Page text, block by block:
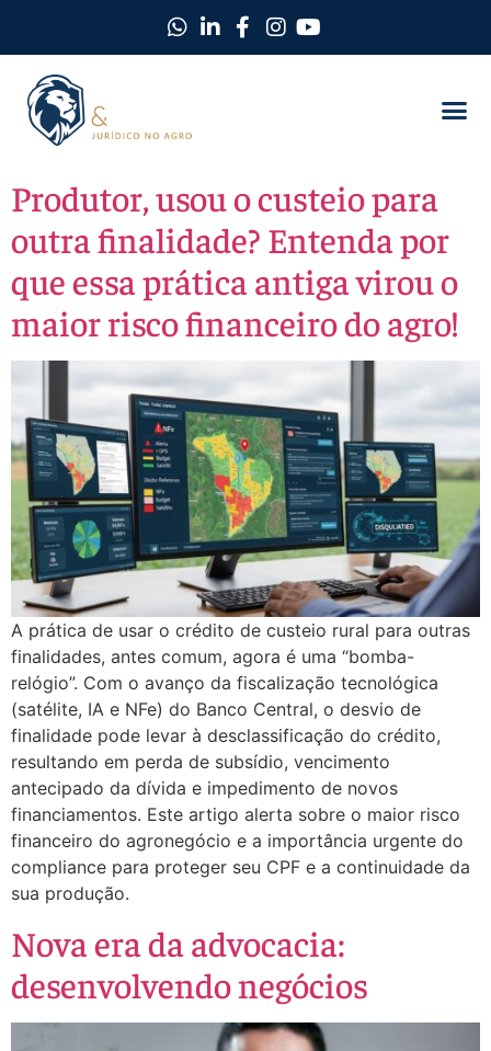
Produtor, usou o custeio para
outra finalidade? Entenda por
que essa prática antiga virou o
maior risco financeiro do agro!
A prática de usar o crédito de custeio rural para outras
finalidades, antes comum, agora é uma “bomba-
relógio”. Com o avanço da fiscalização tecnológica
(satélite, IA e NFe) do Banco Central, o desvio de
finalidade pode levar à desclassificação do crédito,
resultando em perda de subsídio, vencimento
antecipado da dívida e impedimento de novos
financiamentos. Este artigo alerta sobre o maior risco
financeiro do agronegócio e a importância urgente do
compliance para proteger seu CPF e a continuidade da
sua produção.
Nova era da advocacia:
desenvolvendo negócios